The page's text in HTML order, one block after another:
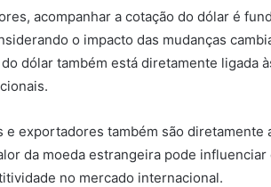
acompanhar a cotação do dólar é
o impacto das mudanças
dólar também está diretamente ligada
e exportadores também são diretamente
da moeda estrangeira pode
no mercado internacional.